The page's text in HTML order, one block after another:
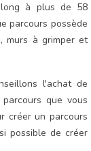
à plus de 58
parcours possède
murs à grimper et
l'achat de
que vous
créer un parcours
possible de créer